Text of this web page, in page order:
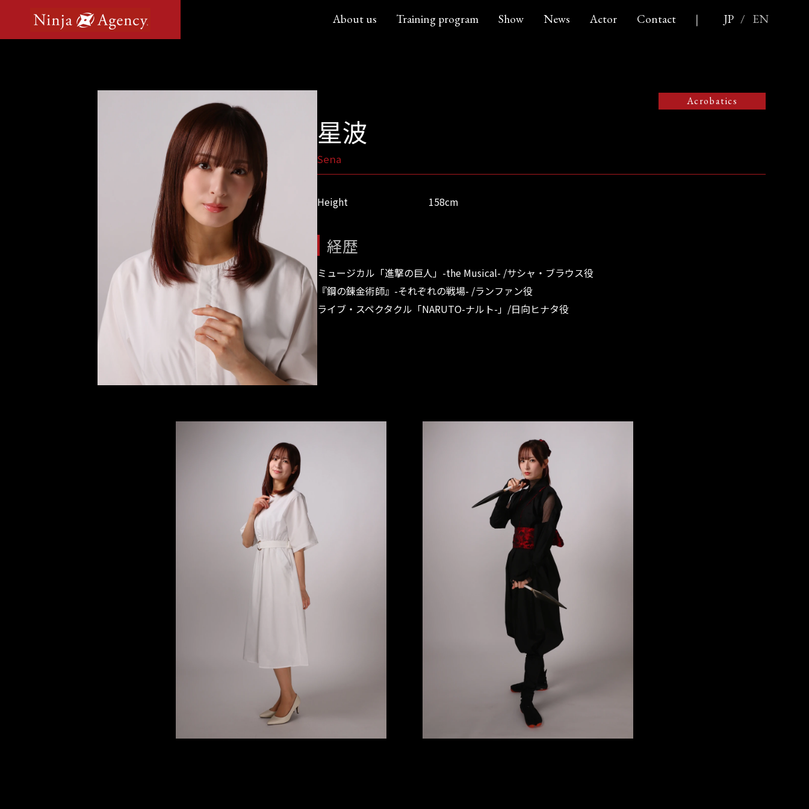
About us Training program Show News Actor Contact | JP / EN
Acrobatics
星波
Sena
Height 158cm
経歴
ミュージカル「進撃の巨人」-the Musical- /サシャ・ブラウス役
『鋼の錬金術師』-それぞれの戦場- /ランファン役
ライブ・スペクタクル「NARUTO-ナルト-」/日向ヒナタ役